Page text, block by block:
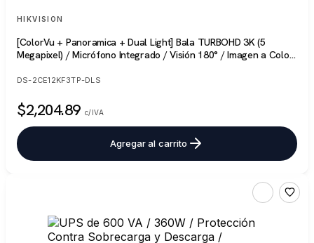
HIKVISION
[ColorVu + Panoramica + Dual Light] Bala TURBOHD 3K (5
Megapixel) / Micrófono Integrado / Visión 180° / Imagen a Color
DS-2CE12KF3TP-DLS
$2,204.89 c/IVA
Agregar al carrito